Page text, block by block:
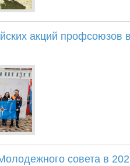
акций профсоюзов
совета в